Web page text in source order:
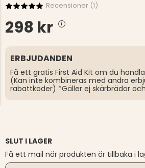
Recensioner (1)
298 kr
ERBJUDANDEN
Få ett gratis First Aid Kit om du
(Kan inte kombineras med andra
rabattkoder) *Gäller ej skärbrädor
SLUT I LAGER
Få ett mail när produkten är tillbaka i